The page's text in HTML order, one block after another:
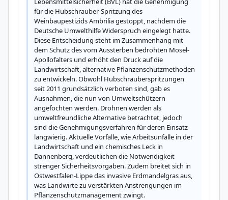
für die Hubschrauber-Spritzung des
Weinbaupestizids Ambrilia gestoppt, nachdem die
Deutsche Umwelthilfe Widerspruch eingelegt hatte.
Diese Entscheidung steht im Zusammenhang mit
dem Schutz des vom Aussterben bedrohten Mosel-
Apollofalters und erhöht den Druck auf die
Landwirtschaft, alternative Pflanzenschutzmethoden
zu entwickeln. Obwohl Hubschrauberspritzungen
seit 2011 grundsätzlich verboten sind, gab es
Ausnahmen, die nun von Umweltschützern
angefochten werden. Drohnen werden als
umweltfreundliche Alternative betrachtet, jedoch
sind die Genehmigungsverfahren für deren Einsatz
langwierig. Aktuelle Vorfälle, wie Arbeitsunfälle in der
Landwirtschaft und ein chemisches Leck in
Dannenberg, verdeutlichen die Notwendigkeit
strenger Sicherheitsvorgaben. Zudem breitet sich in
Ostwestfalen-Lippe das invasive Erdmandelgras aus,
was Landwirte zu verstärkten Anstrengungen im
Pflanzenschutzmanagement zwingt.